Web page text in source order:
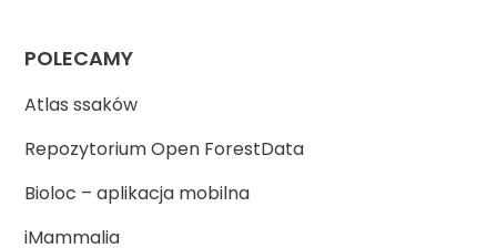
POLECAMY
Atlas ssaków
Repozytorium Open ForestData
Bioloc – aplikacja mobilna
iMammalia